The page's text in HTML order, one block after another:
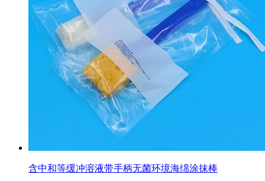
含中和等缓冲溶液带手柄无菌环境海绵涂抹棒